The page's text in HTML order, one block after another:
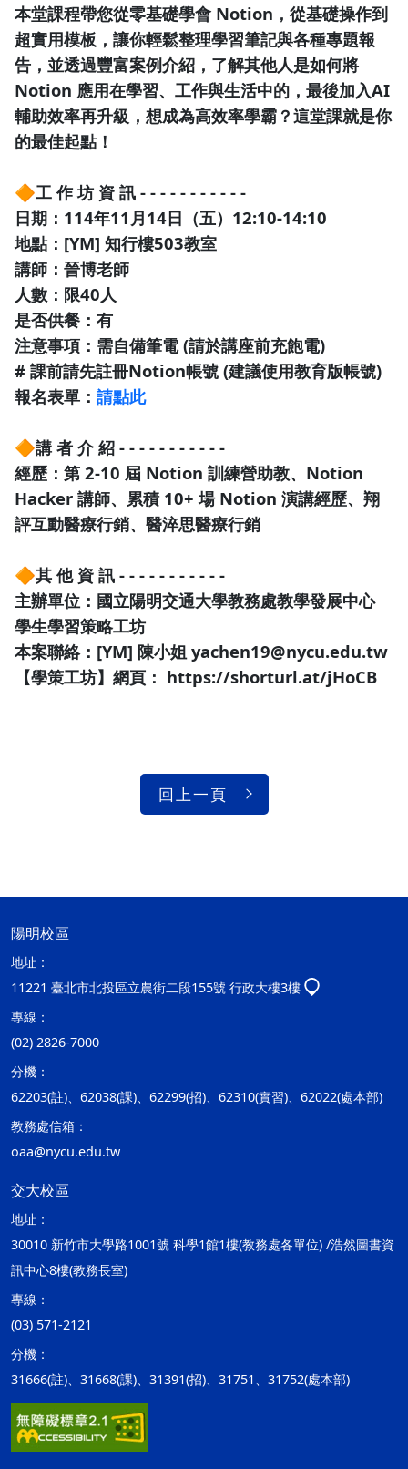
本堂課程帶您從零基礎學會 Notion，從基礎操作到
超實用模板，讓你輕鬆整理學習筆記與各種專題報
告，並透過豐富案例介紹，了解其他人是如何將
Notion 應用在學習、工作與生活中的，最後加入AI
輔助效率再升級，想成為高效率學霸？這堂課就是你
的最佳起點！
🔶工 作 坊 資 訊 - - - - - - - - - - -
日期：114年11月14日（五）12:10-14:10
地點：[YM] 知行樓503教室
講師：晉博老師
人數：限40人
是否供餐：有
注意事項：需自備筆電 (請於講座前充飽電)
# 課前請先註冊Notion帳號 (建議使用教育版帳號)
報名表單： 請點此
🔶講 者 介 紹 - - - - - - - - - - -
經歷：第 2-10 屆 Notion 訓練營助教、Notion
Hacker 講師、累積 10+ 場 Notion 演講經歷、翔
評互動醫療行銷、醫淬思醫療行銷
🔶其 他 資 訊 - - - - - - - - - - -
主辦單位：國立陽明交通大學教務處教學發展中心
學生學習策略工坊
本案聯絡：[YM] 陳小姐 yachen19@nycu.edu.tw
【學策工坊】網頁： https://shorturl.at/jHoCB
回上一頁
陽明校區
地址：
11221 臺北市北投區立農街二段155號 行政大樓3樓
專線：
(02) 2826-7000
分機：
62203(註)、62038(課)、62299(招)、62310(實習)、62022(處本部)
教務處信箱：
oaa@nycu.edu.tw
交大校區
地址：
30010 新竹市大學路1001號 科學1館1樓(教務處各單位) /浩然圖書資
訊中心8樓(教務長室)
專線：
(03) 571-2121
分機：
31666(註)、31668(課)、31391(招)、31751、31752(處本部)